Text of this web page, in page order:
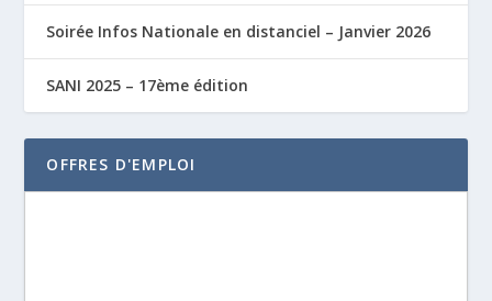
Soirée Infos Nationale en distanciel – Janvier 2026
SANI 2025 – 17ème édition
OFFRES D'EMPLOI